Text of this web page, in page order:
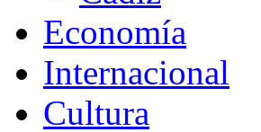
Economía
Internacional
Cultura